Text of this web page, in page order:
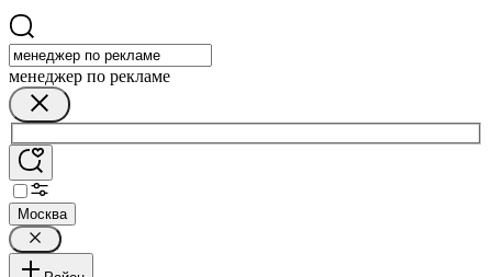
менеджер по рекламе
Москва